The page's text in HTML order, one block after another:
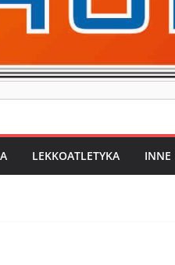
LEKKOATLETYKA INNE